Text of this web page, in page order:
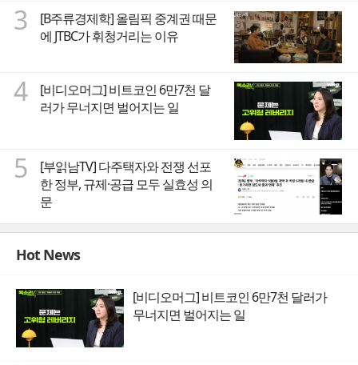
3
[B주류경제학] 올림픽 중계권 때문
에 JTBC가 휘청거리는 이유
4
[비디오머그] 비트코인 6만7천 달
러가 무너지면 벌어지는 일
5
[부읽남TV] 다주택자와 전쟁 선포
한 정부, 규제·공급 모두 실효성 의
문
Hot News
[비디오머그] 비트코인 6만7천 달러가
무너지면 벌어지는 일